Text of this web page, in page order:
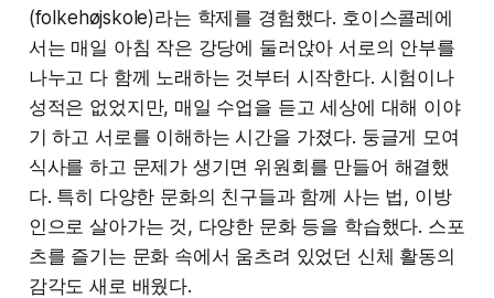
(folkehøjskole)라는 학제를 경험했다. 호이스콜레에
서는 매일 아침 작은 강당에 둘러앉아 서로의 안부를
나누고 다 함께 노래하는 것부터 시작한다. 시험이나
성적은 없었지만, 매일 수업을 듣고 세상에 대해 이야
기 하고 서로를 이해하는 시간을 가졌다. 둥글게 모여
식사를 하고 문제가 생기면 위원회를 만들어 해결했
다. 특히 다양한 문화의 친구들과 함께 사는 법, 이방
인으로 살아가는 것, 다양한 문화 등을 학습했다. 스포
츠를 즐기는 문화 속에서 움츠려 있었던 신체 활동의
감각도 새로 배웠다.